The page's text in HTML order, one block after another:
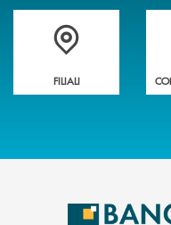
Trova la filiale&nbsp; più
FILIALI